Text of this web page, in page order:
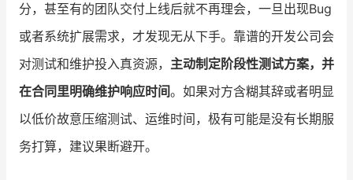
分，甚至有的团队交付上线后就不再理会，一旦出现Bug
或者系统扩展需求，才发现无从下手。靠谱的开发公司会
对测试和维护投入真资源， 主动制定阶段性测试方案，并
在合同里明确维护响应时间。如果对方含糊其辞或者明显
以低价故意压缩测试、运维时间，极有可能是没有长期服
务打算，建议果断避开。